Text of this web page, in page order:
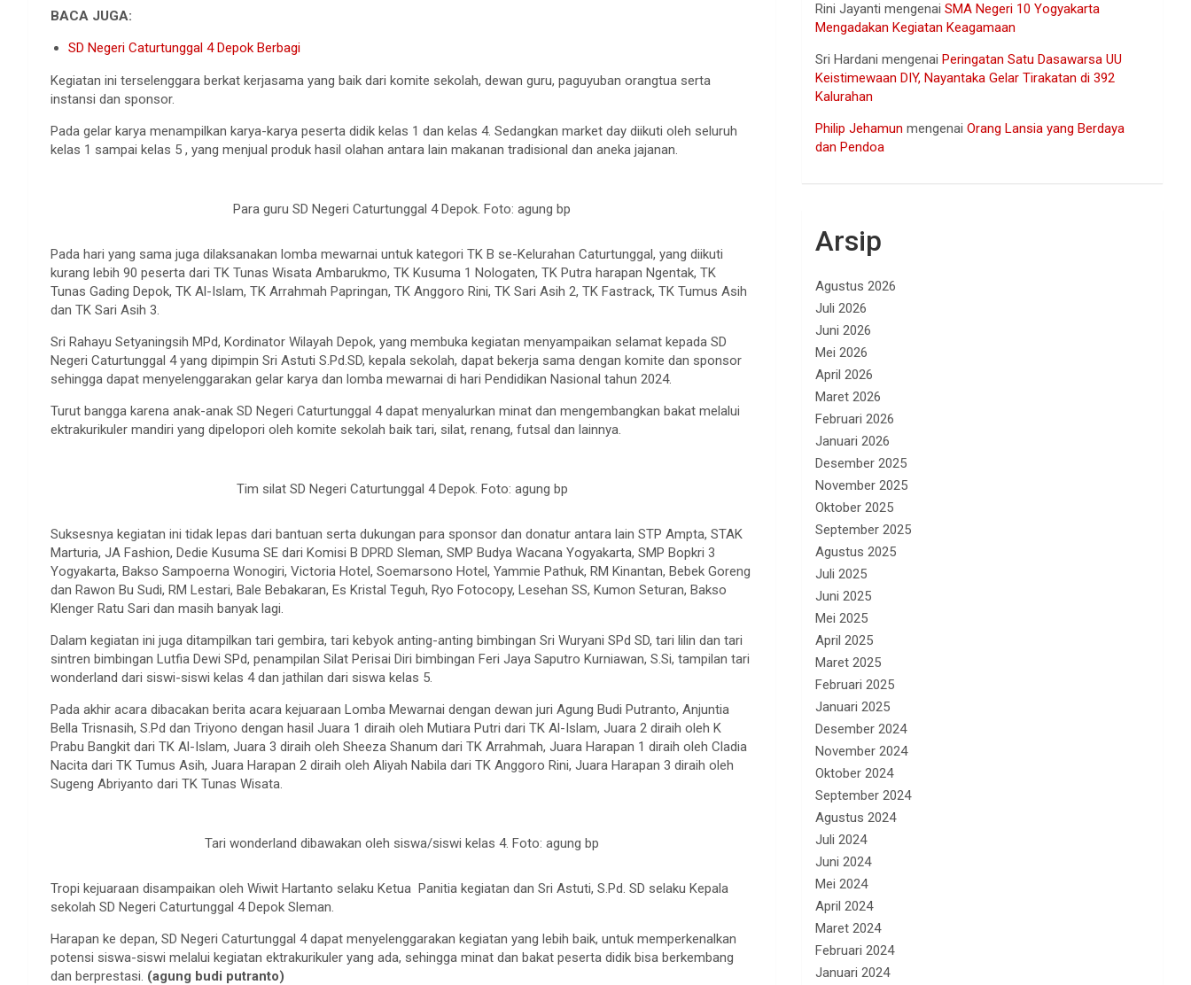
BACA JUGA:
SD Negeri Caturtunggal 4 Depok Berbagi
Kegiatan ini terselenggara berkat kerjasama yang baik dari komite sekolah, dewan guru, paguyuban orangtua serta
instansi dan sponsor.
Pada gelar karya menampilkan karya-karya peserta didik kelas 1 dan kelas 4. Sedangkan market day diikuti oleh seluruh
kelas 1 sampai kelas 5 , yang menjual produk hasil olahan antara lain makanan tradisional dan aneka jajanan.
Para guru SD Negeri Caturtunggal 4 Depok. Foto: agung bp
Pada hari yang sama juga dilaksanakan lomba mewarnai untuk kategori TK B se-Kelurahan Caturtunggal, yang diikuti
kurang lebih 90 peserta dari TK Tunas Wisata Ambarukmo, TK Kusuma 1 Nologaten, TK Putra harapan Ngentak, TK
Tunas Gading Depok, TK Al-Islam, TK Arrahmah Papringan, TK Anggoro Rini, TK Sari Asih 2, TK Fastrack, TK Tumus Asih
dan TK Sari Asih 3.
Sri Rahayu Setyaningsih MPd, Kordinator Wilayah Depok, yang membuka kegiatan menyampaikan selamat kepada SD
Negeri Caturtunggal 4 yang dipimpin Sri Astuti S.Pd.SD, kepala sekolah, dapat bekerja sama dengan komite dan sponsor
sehingga dapat menyelenggarakan gelar karya dan lomba mewarnai di hari Pendidikan Nasional tahun 2024.
Turut bangga karena anak-anak SD Negeri Caturtunggal 4 dapat menyalurkan minat dan mengembangkan bakat melalui
ektrakurikuler mandiri yang dipelopori oleh komite sekolah baik tari, silat, renang, futsal dan lainnya.
Tim silat SD Negeri Caturtunggal 4 Depok. Foto: agung bp
Suksesnya kegiatan ini tidak lepas dari bantuan serta dukungan para sponsor dan donatur antara lain STP Ampta, STAK
Marturia, JA Fashion, Dedie Kusuma SE dari Komisi B DPRD Sleman, SMP Budya Wacana Yogyakarta, SMP Bopkri 3
Yogyakarta, Bakso Sampoerna Wonogiri, Victoria Hotel, Soemarsono Hotel, Yammie Pathuk, RM Kinantan, Bebek Goreng
dan Rawon Bu Sudi, RM Lestari, Bale Bebakaran, Es Kristal Teguh, Ryo Fotocopy, Lesehan SS, Kumon Seturan, Bakso
Klenger Ratu Sari dan masih banyak lagi.
Dalam kegiatan ini juga ditampilkan tari gembira, tari kebyok anting-anting bimbingan Sri Wuryani SPd SD, tari lilin dan tari
sintren bimbingan Lutfia Dewi SPd, penampilan Silat Perisai Diri bimbingan Feri Jaya Saputro Kurniawan, S.Si, tampilan tari
wonderland dari siswi-siswi kelas 4 dan jathilan dari siswa kelas 5.
Pada akhir acara dibacakan berita acara kejuaraan Lomba Mewarnai dengan dewan juri Agung Budi Putranto, Anjuntia
Bella Trisnasih, S.Pd dan Triyono dengan hasil Juara 1 diraih oleh Mutiara Putri dari TK Al-Islam, Juara 2 diraih oleh K
Prabu Bangkit dari TK Al-Islam, Juara 3 diraih oleh Sheeza Shanum dari TK Arrahmah, Juara Harapan 1 diraih oleh Cladia
Nacita dari TK Tumus Asih, Juara Harapan 2 diraih oleh Aliyah Nabila dari TK Anggoro Rini, Juara Harapan 3 diraih oleh
Sugeng Abriyanto dari TK Tunas Wisata.
Tari wonderland dibawakan oleh siswa/siswi kelas 4. Foto: agung bp
Tropi kejuaraan disampaikan oleh Wiwit Hartanto selaku Ketua Panitia kegiatan dan Sri Astuti, S.Pd. SD selaku Kepala
sekolah SD Negeri Caturtunggal 4 Depok Sleman.
Harapan ke depan, SD Negeri Caturtunggal 4 dapat menyelenggarakan kegiatan yang lebih baik, untuk memperkenalkan
potensi siswa-siswi melalui kegiatan ektrakurikuler yang ada, sehingga minat dan bakat peserta didik bisa berkembang
dan berprestasi. (agung budi putranto)
Rini Jayanti mengenaiSMA Negeri 10 Yogyakarta
Mengadakan Kegiatan Keagamaan
Sri Hardani mengenaiPeringatan Satu Dasawarsa UU
Keistimewaan DIY, Nayantaka Gelar Tirakatan di 392
Kalurahan
Philip Jehamun mengenaiOrang Lansia yang Berdaya
dan Pendoa
Arsip
Agustus 2026
Juli 2026
Juni 2026
Mei 2026
April 2026
Maret 2026
Februari 2026
Januari 2026
Desember 2025
November 2025
Oktober 2025
September 2025
Agustus 2025
Juli 2025
Juni 2025
Mei 2025
April 2025
Maret 2025
Februari 2025
Januari 2025
Desember 2024
November 2024
Oktober 2024
September 2024
Agustus 2024
Juli 2024
Juni 2024
Mei 2024
April 2024
Maret 2024
Februari 2024
Januari 2024